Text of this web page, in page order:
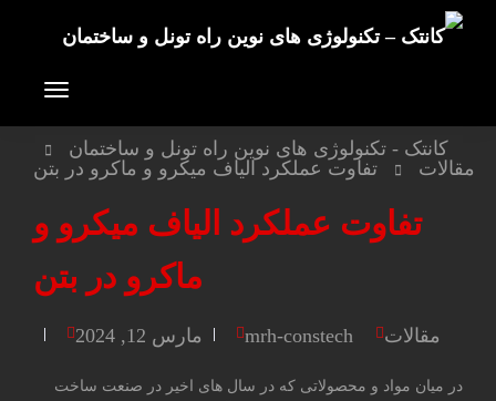
کانتک - تکنولوژی های نوین راه تونل و ساختمان
مقالات
تفاوت عملکرد الیاف میکرو و ماکرو در بتن
تفاوت عملکرد الیاف میکرو و
ماکرو در بتن
مارس 12, 2024 mrh-constech مقالات
در میان مواد و محصولاتی که در سال های اخیر در صنعت ساخت